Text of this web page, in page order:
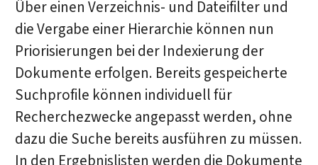
Über einen Verzeichnis- und Dateifilter und
die Vergabe einer Hierarchie können nun
Priorisierungen bei der Indexierung der
Dokumente erfolgen. Bereits gespeicherte
Suchprofile können individuell für
Recherchezwecke angepasst werden, ohne
dazu die Suche bereits ausführen zu müssen.
In den Ergebnislisten werden die Dokumente